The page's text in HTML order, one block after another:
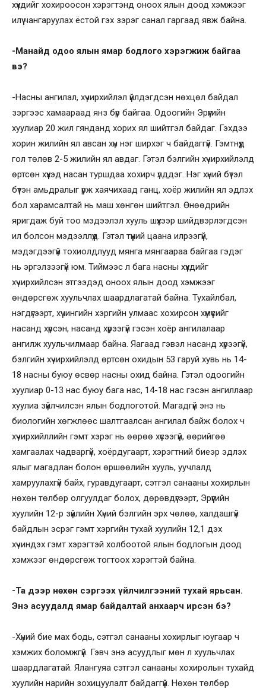
хүүхдийг хохироосон хэрэгтэнд оноох ялын доод хэмжээг
илүү чангаруулах ёстой гэх зэрэг санал гаргаад явж байна.
-Манайд одоо ялын ямар бодлого хэрэгжиж байгаа
вэ?
-Насны ангилал, хүчирхийлэл үйлдэгдсэн нөхцөл байдал
зэргээс хамаараад янз бүр байгаа. Одоогийн Эрүүгийн
хуулиар 20 жил гянданд хорих ял шийтгэл байдаг. Гэхдээ
хорин жилийн ял авсан хүн нэг ширхэг ч байдаггүй. Гэмтнүүд
гол төлөв 2-5 жилийн ял авдаг. Гэтэл бэлгийн хүчирхийлэлд
өртсөн хүүхэд насан туршдаа хохирч үлддэг. Нэг хүний бүтэл
бүтэн амьдралыг үрж хаячихаад ганц, хоёр жилийн ял эдлэх
бол харамсалтай нь маш хөнгөн шийтгэл. Өнөөдрийн
яригдаж буй тоо мэдээлэл хууль шүүхээр шийдвэрлэгдсэн
ил болсон мэдээллүүд. Гэтэл түүний цаана илрээгүй,
мэдэгдээгүй тохиолдлууд мянга мянгаараа байгаа гэдэг
нь эргэлзээгүй юм. Тиймээс л бага насны хүүхдийг
хүчирхийлсэн этгээдэд оноох ялын доод хэмжээг
өндөрсгөж хуульчлах шаардлагатай байна. Тухайлбал,
нэгдүгээрт, хүчингийн хэргийн улмаас хохирсон хүмүүсийг
насанд хүрсэн, насанд хүрээгүй гэсэн хоёр ангилалаар
ангилж хуульчилмаар байна. Яагаад гэвэл насанд хүрээгүй,
бэлгийн хүчирхийлэлд өртсөн охидын 53 гаруй хувь нь 14-
18 насны буюу өсвөр насны охид байна. Гэтэл одоогийн
хуулиар 0-13 нас буюу бага нас, 14-18 нас гэсэн ангиллаар
хуулиа зүйлчилсэн ялын бодлоготой. Магадгүй энэ нь
биологийн хөгжлөөс шалтгаалсан ангилал байж болох ч
хүчирхийллийн гэмт хэрэг нь өөрөө хүсээгүй, өөрийгөө
хамгаалах чадваргүй, хоёрдугаарт, хэрэгтний биеэр эдлэх
ялыг магадлан болон өршөөлийн хууль, уучлалд
хамруулахгүй байх, гуравдугаарт, сэтгэл санааны хохирлын
нөхөн төлбөр олгуулдаг болох, дөрөвдүгээрт, Эрүүгийн
хуулийн 12-р зүйлийн Хүний бэлгийн эрх чөлөө, халдашгүй
байдлын эсрэг гэмт хэргийн тухай хуулийн 12,1 дэх
хүчиндэх гэмт хэрэгтэй холбоотой ялын бодлогын доод
хэмжээг өндөрсгөж тогтоох хэрэгтэй байна.
-Та дээр нөхөн сэргээх үйлчилгээний тухай ярьсан.
Энэ асуудалд ямар байдалтай анхаарч ирсэн бэ?
-Хүний бие мах бодь, сэтгэл санааны хохирлыг юугаар ч
хэмжих боломжгүй. Гэвч энэ асуудлыг мөн л хуульчлах
шаардлагатай. Ялангуяа сэтгэл санааны хохиролын тухайд
хуулийн нарийн зохицуулалт байдаггүй. Нөхөн төлбөр